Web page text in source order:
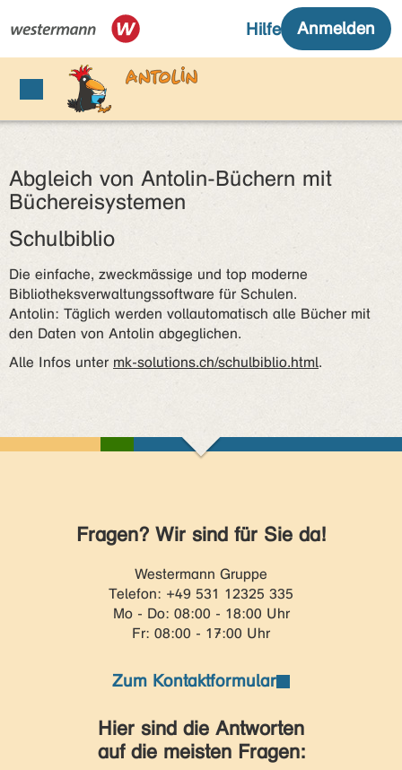
Abgleich von Antolin-Büchern mit
Büchereisystemen
Schulbiblio
Die einfache, zweckmässige und top moderne
Bibliotheksverwaltungssoftware für Schulen.
Antolin: Täglich werden vollautomatisch alle Bücher mit
den Daten von Antolin abgeglichen.
Alle Infos unter mk-solutions.ch/schulbiblio.html.